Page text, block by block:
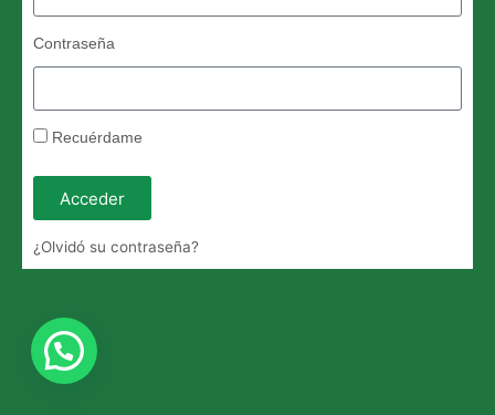
Contraseña
Recuérdame
Acceder
¿Olvidó su contraseña?